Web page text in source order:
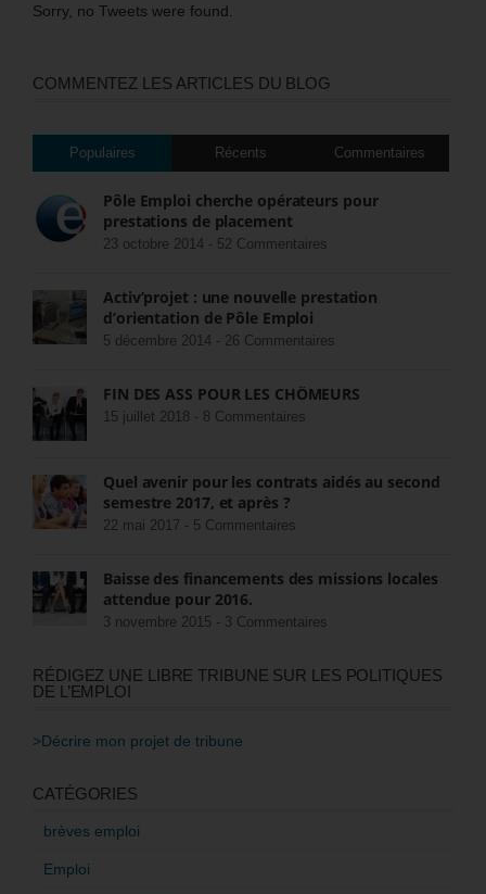
Sorry, no Tweets were found.
COMMENTEZ LES ARTICLES DU BLOG
Populaires Récents Commentaires
Pôle Emploi cherche opérateurs pour
prestations de placement
23 octobre 2014 - 52 Commentaires
Activ’projet : une nouvelle prestation
d’orientation de Pôle Emploi
5 décembre 2014 - 26 Commentaires
FIN DES ASS POUR LES CHÔMEURS
15 juillet 2018 - 8 Commentaires
Quel avenir pour les contrats aidés au second
semestre 2017, et après ?
22 mai 2017 - 5 Commentaires
Baisse des financements des missions locales
attendue pour 2016.
3 novembre 2015 - 3 Commentaires
RÉDIGEZ UNE LIBRE TRIBUNE SUR LES POLITIQUES
DE L’EMPLOI
>Décrire mon projet de tribune
CATÉGORIES
brèves emploi
Emploi